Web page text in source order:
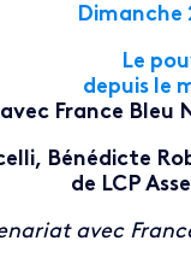
Dimanche
Le
depuis le
France Bleu
Bénédicte
de LCP
avec